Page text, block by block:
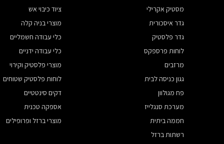
מסטיק אקרילי
גדר איסכורית
גדר פלסטיק
לוחות פרספקס
מרזבים
גגון כניסה לבית
פח מגולוון
מערכת סנגלייז
חממה ביתית
רשתות ברזל
ציוד כיבוי אש
מוצרי בניה קלה
כלי עבודה חשמליים
כלי עבודה ידניים
מוצרי פלסטיק וקירוי
לוחות פלסטיק שטוחים
דקים סינטטיים
אספקה טכנית
מוצרי ברזל ופרופילים